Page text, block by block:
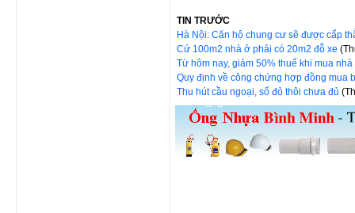
TIN TRƯỚC
Hà Nội: Căn hộ chung cư sẽ được cấp
Cứ 100m2 nhà ở phải có 20m2 đỗ xe
Từ hôm nay, giảm 50% thuế khi mua
Quy định về công chứng hợp đồng mua
Thu hút cầu ngoại, sổ đỏ thôi chưa đủ